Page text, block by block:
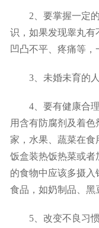
2、要掌握一定
识，如果发现睾丸有
凹凸不平、疼痛等，
3、未婚未育的
4、要有健康合
用含有防腐剂及着
家，水果、蔬菜在
饭盒装热饭热菜或者
的食物中应该多摄入
食品，如奶制品、黑
5、改变不良习